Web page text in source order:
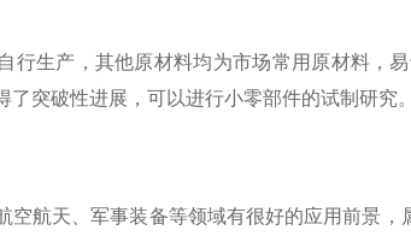
行生产，其他原材料均为市场常用原材料，
突破性进展，可以进行小零部件的试制研究。
空航天、军事装备等领域有很好的应用前景